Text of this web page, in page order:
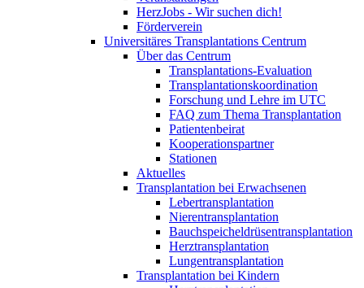
HerzJobs - Wir suchen dich!
Förderverein
Universitäres Transplantations Centrum
Über das Centrum
Transplantations-Evaluation
Transplantationskoordination
Forschung und Lehre im UTC
FAQ zum Thema Transplantation
Patientenbeirat
Kooperationspartner
Stationen
Aktuelles
Transplantation bei Erwachsenen
Lebertransplantation
Nierentransplantation
Bauchspeicheldrüsentransplantation
Herztransplantation
Lungentransplantation
Transplantation bei Kindern